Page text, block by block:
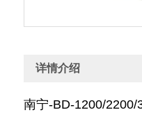
详情介绍
南宁-BD-1200/2200/